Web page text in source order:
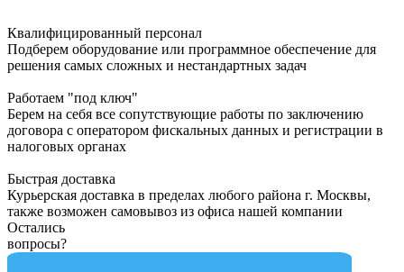
Квалифицированный персонал
Подберем оборудование или программное обеспечение для
решения самых сложных и нестандартных задач
Работаем "под ключ"
Берем на себя все сопутствующие работы по заключению
договора с оператором фискальных данных и регистрации в
налоговых органах
Быстрая доставка
Курьерская доставка в пределах любого района г. Москвы,
также возможен самовывоз из офиса нашей компании
Остались
вопросы?